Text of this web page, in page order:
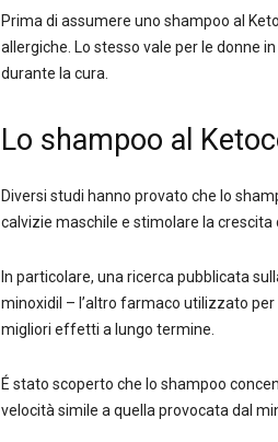
Prima di assumere uno shampoo al
allergiche. Lo stesso vale per le donne
durante la cura.
Lo shampoo al
Diversi studi hanno provato che lo
calvizie maschile e stimolare la crescita
In particolare, una ricerca pubblicata
minoxidil – l’altro farmaco utilizzato
migliori effetti a lungo termine.
É stato scoperto che lo shampoo
velocità simile a quella provocata dal